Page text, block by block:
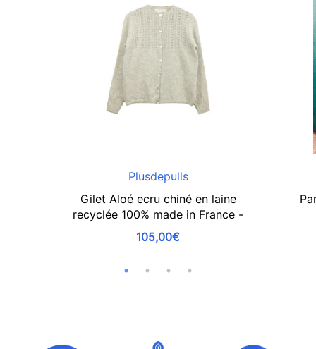
Plusdepulls
Gilet Aloé ecru chiné en laine
recyclée 100% made in France -
105,00€